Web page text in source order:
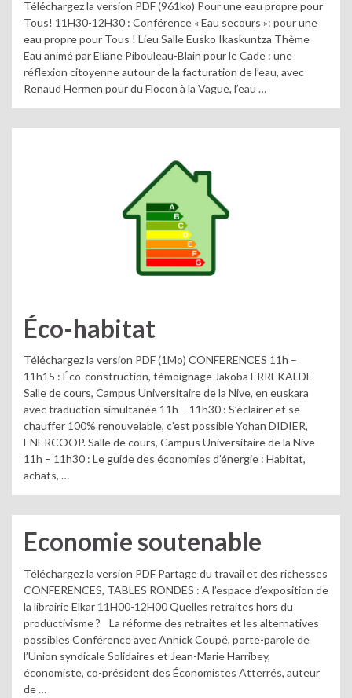
Téléchargez la version PDF (961ko) Pour une eau propre pour
Tous! 11H30-12H30 : Conférence « Eau secours »: pour une
eau propre pour Tous ! Lieu Salle Eusko Ikaskuntza Thème
Eau animé par Eliane Pibouleau-Blain pour le Cade : une
réflexion citoyenne autour de la facturation de l’eau, avec
Renaud Hermen pour du Flocon à la Vague, l’eau …
Éco-habitat
Téléchargez la version PDF (1Mo) CONFERENCES 11h –
11h15 : Éco-construction, témoignage Jakoba ERREKALDE
Salle de cours, Campus Universitaire de la Nive, en euskara
avec traduction simultanée 11h – 11h30 : S’éclairer et se
chauffer 100% renouvelable, c’est possible Yohan DIDIER,
ENERCOOP. Salle de cours, Campus Universitaire de la Nive
11h – 11h30 : Le guide des économies d’énergie : Habitat,
achats, …
Economie soutenable
Téléchargez la version PDF Partage du travail et des richesses
CONFERENCES, TABLES RONDES : A l’espace d’exposition de
la librairie Elkar 11H00-12H00 Quelles retraites hors du
productivisme ? La réforme des retraites et les alternatives
possibles Conférence avec Annick Coupé, porte-parole de
l’Union syndicale Solidaires et Jean-Marie Harribey,
économiste, co-président des Économistes Atterrés, auteur
de …